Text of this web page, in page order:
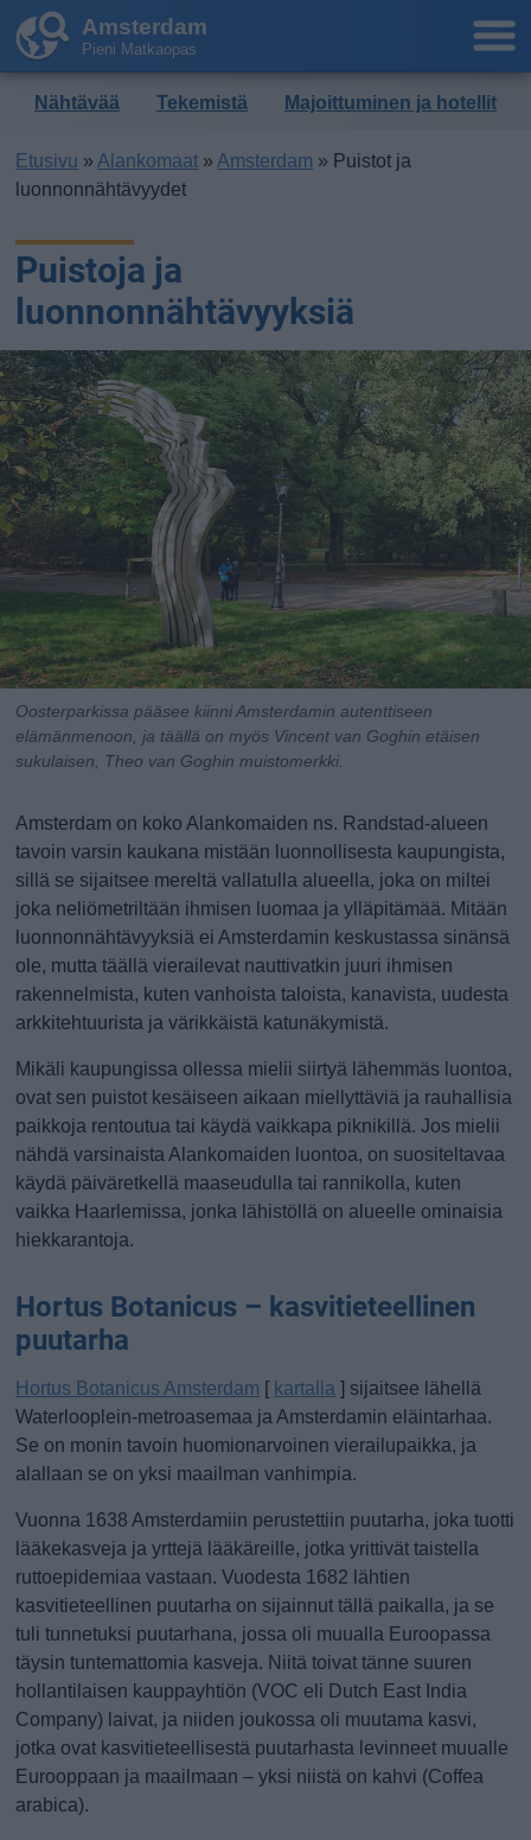
Amsterdam
Pieni Matkaopas
Nähtävää Tekemistä Majoittuminen ja hotellit
Etusivu » Alankomaat » Amsterdam » Puistot ja
luonnonnähtävyydet
Puistoja ja
luonnonnähtävyyksiä
Oosterparkissa pääsee kiinni Amsterdamin autenttiseen
elämänmenoon, ja täällä on myös Vincent van Goghin etäisen
sukulaisen, Theo van Goghin muistomerkki.
Amsterdam on koko Alankomaiden ns. Randstad-alueen
tavoin varsin kaukana mistään luonnollisesta kaupungista,
sillä se sijaitsee mereltä vallatulla alueella, joka on miltei
joka neliömetriltään ihmisen luomaa ja ylläpitämää. Mitään
luonnonnähtävyyksiä ei Amsterdamin keskustassa sinänsä
ole, mutta täällä vierailevat nauttivatkin juuri ihmisen
rakennelmista, kuten vanhoista taloista, kanavista, uudesta
arkkitehtuurista ja värikkäistä katunäkymistä.
Mikäli kaupungissa ollessa mielii siirtyä lähemmäs luontoa,
ovat sen puistot kesäiseen aikaan miellyttäviä ja rauhallisia
paikkoja rentoutua tai käydä vaikkapa piknikillä. Jos mielii
nähdä varsinaista Alankomaiden luontoa, on suositeltavaa
käydä päiväretkellä maaseudulla tai rannikolla, kuten
vaikka Haarlemissa, jonka lähistöllä on alueelle ominaisia
hiekkarantoja.
Hortus Botanicus – kasvitieteellinen
puutarha
Hortus Botanicus Amsterdam [ kartalla ] sijaitsee lähellä
Waterlooplein-metroasemaa ja Amsterdamin eläintarhaa.
Se on monin tavoin huomionarvoinen vierailupaikka, ja
alallaan se on yksi maailman vanhimpia.
Vuonna 1638 Amsterdamiin perustettiin puutarha, joka tuotti
lääkekasveja ja yrttejä lääkäreille, jotka yrittivät taistella
ruttoepidemiaa vastaan. Vuodesta 1682 lähtien
kasvitieteellinen puutarha on sijainnut tällä paikalla, ja se
tuli tunnetuksi puutarhana, jossa oli muualla Euroopassa
täysin tuntemattomia kasveja. Niitä toivat tänne suuren
hollantilaisen kauppayhtiön (VOC eli Dutch East India
Company) laivat, ja niiden joukossa oli muutama kasvi,
jotka ovat kasvitieteellisestä puutarhasta levinneet muualle
Eurooppaan ja maailmaan – yksi niistä on kahvi (Coffea
arabica).